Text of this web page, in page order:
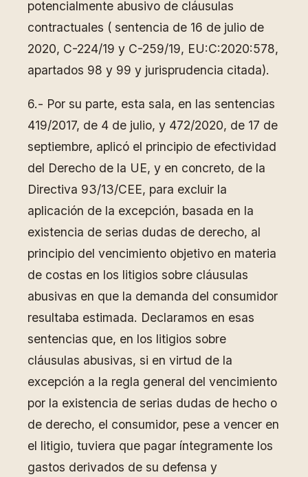
potencialmente abusivo de cláusulas
contractuales ( sentencia de 16 de julio de
2020, C-224/19 y C-259/19, EU:C:2020:578,
apartados 98 y 99 y jurisprudencia citada).
6.- Por su parte, esta sala, en las sentencias
419/2017, de 4 de julio, y 472/2020, de 17 de
septiembre, aplicó el principio de efectividad
del Derecho de la UE, y en concreto, de la
Directiva 93/13/CEE, para excluir la
aplicación de la excepción, basada en la
existencia de serias dudas de derecho, al
principio del vencimiento objetivo en materia
de costas en los litigios sobre cláusulas
abusivas en que la demanda del consumidor
resultaba estimada. Declaramos en esas
sentencias que, en los litigios sobre
cláusulas abusivas, si en virtud de la
excepción a la regla general del vencimiento
por la existencia de serias dudas de hecho o
de derecho, el consumidor, pese a vencer en
el litigio, tuviera que pagar íntegramente los
gastos derivados de su defensa y